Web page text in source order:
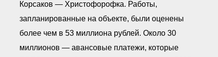
Корсаков — Христофорофка. Работы,
запланированные на объекте, были оценены
более чем в 53 миллиона рублей. Около 30
миллионов — авансовые платежи, которые